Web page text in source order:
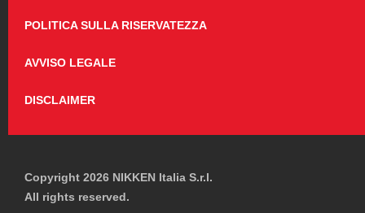
POLITICA SULLA RISERVATEZZA
AVVISO LEGALE
DISCLAIMER
Copyright 2026 NIKKEN Italia S.r.l.
All rights reserved.